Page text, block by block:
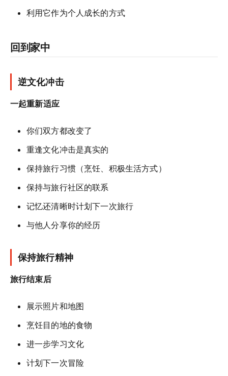
利用它作为个人成长的方式
回到家中
逆文化冲击
一起重新适应
你们双方都改变了
重逢文化冲击是真实的
保持旅行习惯（烹饪、积极生活方式）
保持与旅行社区的联系
记忆还清晰时计划下一次旅行
与他人分享你的经历
保持旅行精神
旅行结束后
展示照片和地图
烹饪目的地的食物
进一步学习文化
计划下一次冒险